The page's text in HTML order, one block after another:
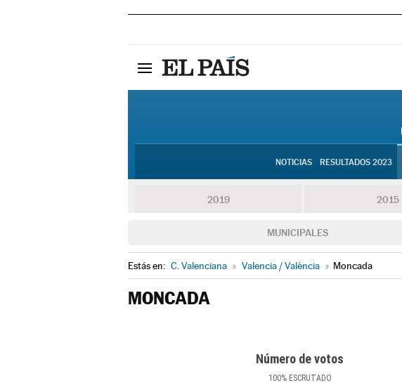
NOTICIAS RESULTADOS 2023
2019 2015
MUNICIPALES
Estás en: C. Valenciana » Valencia / València » Moncada
MONCADA
Número de votos
100%ESCRUTADO